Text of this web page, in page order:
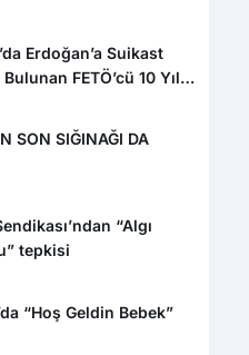
Erdoğan’a Suikast
FETÖ’cü 10 Yıl
SON SIĞINAĞI DA
“Algı
tepkisi
“Hoş Geldin Bebek”